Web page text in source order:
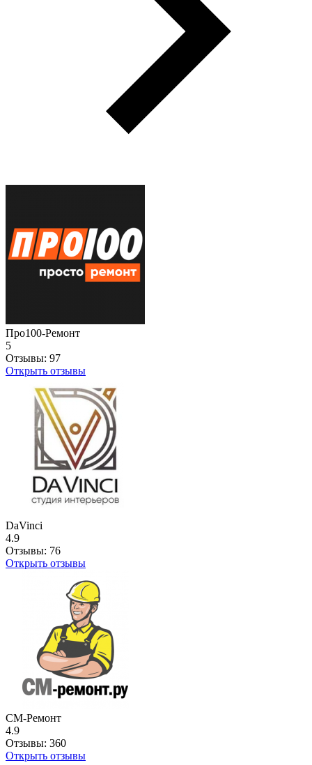
Про100-Ремонт
5
Отзывы: 97
Открыть отзывы
DaVinci
4.9
Отзывы: 76
Открыть отзывы
СМ-Ремонт
4.9
Отзывы: 360
Открыть отзывы